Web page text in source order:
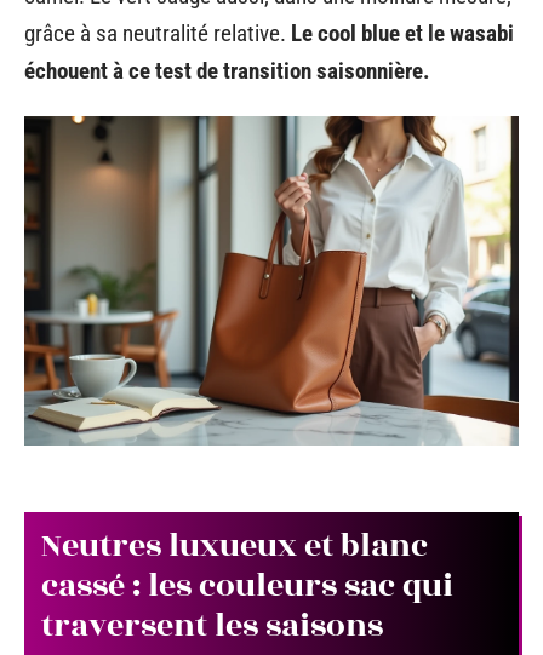
grâce à sa neutralité relative. Le cool blue et le wasabi
échouent à ce test de transition saisonnière.
Neutres luxueux et blanc
cassé : les couleurs sac qui
traversent les saisons